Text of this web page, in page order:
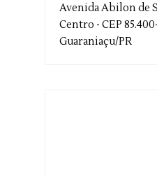
Avenida Abilon de
Centro - CEP
Guaraniaçu/PR